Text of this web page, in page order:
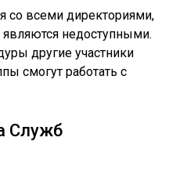
со всеми директориями,
недоступными.
другие участники
смогут работать с
Служб